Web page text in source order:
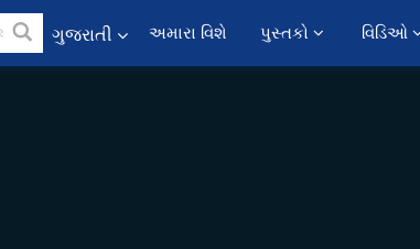
ગુજરાતી અમારા વિશે પુસ્તકો વિડિઓ